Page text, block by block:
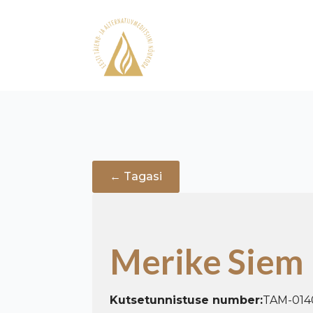
← Tagasi
Merike Siem
Kutsetunnistuse number:TAM-